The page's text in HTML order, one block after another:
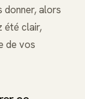
donner, alors
été clair,
de vos